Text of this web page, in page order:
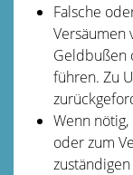
Falsche
Versäumen
Geldbußen
führen. Zu
Wenn
oder zum